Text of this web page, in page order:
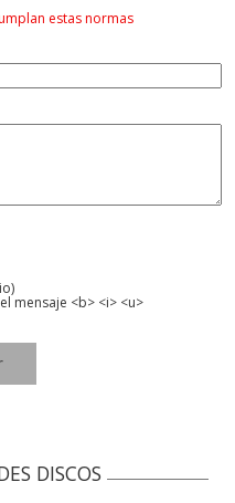
estas normas
mensaje <b> <i> <u>
DISCOS